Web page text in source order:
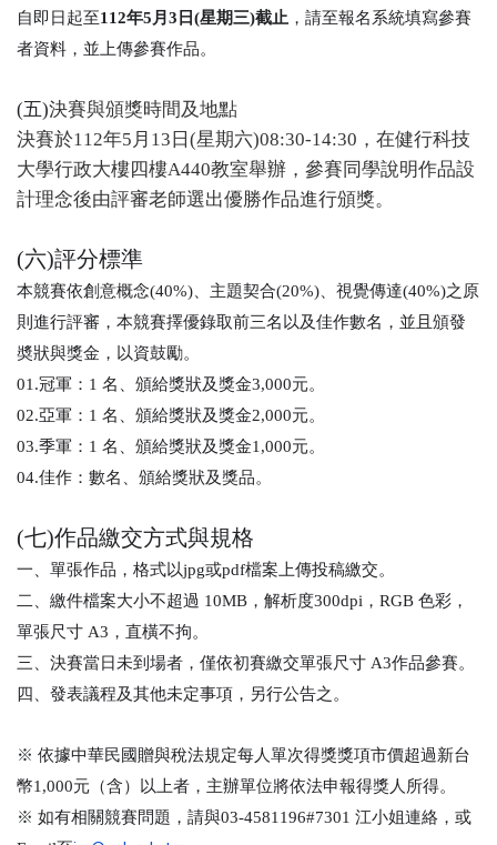
自即日起至112年5月3日(星期三)截止 ，請至報名系統填寫參賽
者資料，並上傳參賽作品。
(五)決賽與頒獎時間及地點
決賽於112年5月13日(星期六)08:30-14:30，在健行科技
大學行政大樓四樓A440教室舉辦，參賽同學說明作品設
計理念後由評審老師選出優勝作品進行頒獎。
(六)評分標準
本競賽依創意概念(40%)、主題契合(20%)、視覺傳達(40%)之原
則進行評審，本競賽擇優錄取前三名以及佳作數名，並且頒發
奬狀與獎金，以資鼓勵。
01.冠軍：1 名、頒給獎狀及獎金3,000元。
02.亞軍：1 名、頒給獎狀及獎金2,000元。
03.季軍：1 名、頒給獎狀及獎金1,000元。
04.佳作：數名、頒給獎狀及獎品。
(七)作品繳交方式與規格
一、單張作品，格式以jpg或pdf檔案上傳投稿繳交。
二、繳件檔案大小不超過 10MB，解析度300dpi，RGB 色彩，
單張尺寸 A3，直橫不拘。
三、決賽當日未到場者，僅依初賽繳交單張尺寸 A3作品參賽。
四、發表議程及其他未定事項，另行公告之。
※ 依據中華民國贈與稅法規定每人單次得獎獎項市價超過新台
幣1,000元（含）以上者，主辦單位將依法申報得獎人所得。
※ 如有相關競賽問題，請與03-4581196#7301 江小姐連絡，或